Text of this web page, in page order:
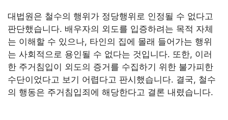
대법원은 철수의 행위가 정당행위로 인정될 수 없다고
판단했습니다. 배우자의 외도를 입증하려는 목적 자체
는 이해할 수 있으나, 타인의 집에 몰래 들어가는 행위
는 사회적으로 용인될 수 없다는 것입니다. 또한, 이러
한 주거침입이 외도의 증거를 수집하기 위한 불가피한
수단이었다고 보기 어렵다고 판시했습니다. 결국, 철수
의 행동은 주거침입죄에 해당한다고 결론 내렸습니다.